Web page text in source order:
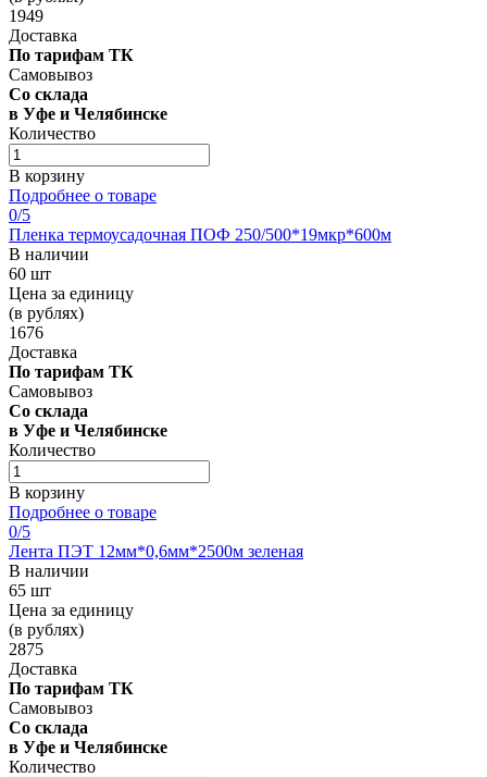
1949
Доставка
По тарифам ТК
Самовывоз
Со склада
в Уфе и Челябинске
Количество
В корзину
Подробнее о товаре
0/5
Пленка термоусадочная ПОФ 250/500*19мкр*600м
В наличии
60 шт
Цена за единицу
(в рублях)
1676
Доставка
По тарифам ТК
Самовывоз
Со склада
в Уфе и Челябинске
Количество
В корзину
Подробнее о товаре
0/5
Лента ПЭТ 12мм*0,6мм*2500м зеленая
В наличии
65 шт
Цена за единицу
(в рублях)
2875
Доставка
По тарифам ТК
Самовывоз
Со склада
в Уфе и Челябинске
Количество